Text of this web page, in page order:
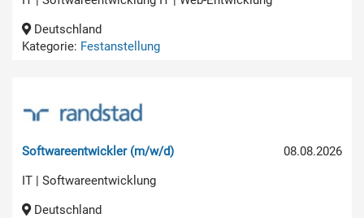
Deutschland
Kategorie: Festanstellung
08.08.2026
Softwareentwickler (m/w/d)
IT | Softwareentwicklung
Deutschland